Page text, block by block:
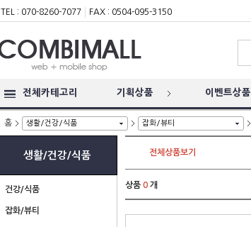
TEL : 070-8260-7077 FAX : 0504-095-3150
전체카테고리 기획상품 이벤트상품
홈 생활/건강/식품 잡화/뷰티
생활/건강/식품
건강/식품
잡화/뷰티
전체상품보기
상품 0 개